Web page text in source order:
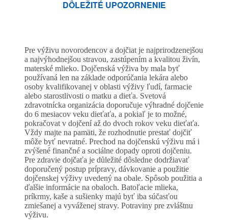
DÔLEŽITÉ UPOZORNENIE
Pre výživu novorodencov a dojčiat je najprirodzenejšou
a najvýhodnejšou stravou, zastúpením a kvalitou živín,
materské mlieko. Dojčenská výživa by mala byť
používaná len na základe odporúčania lekára alebo
osoby kvalifikovanej v oblasti výživy ľudí, farmacie
alebo starostlivosti o matku a dieťa. Svetová
zdravotnícka organizácia doporučuje výhradné dojčenie
do 6 mesiacov veku dieťaťa, a pokiaľ je to možné,
pokračovat v dojčení až do dvoch rokov veku dieťaťa.
Vždy majte na pamäti, že rozhodnutie prestať dojčiť
môže byť nevratné. Prechod na dojčenskú výživu má i
zvýšené finančné a sociálne dopady oproti dojčeniu.
Pre zdravie dojčaťa je důležité dôsledne dodržiavať
doporučený postup prípravy, dávkovanie a použitie
dojčenskej výživy uvedený na obale. Spôsob použitia a
ďalšie informácie na obaloch. Batoľacie mlieka,
príkrmy, kaše a sušienky majú byť iba súčasťou
zmiešanej a vyváženej stravy. Potraviny pre zvláštnu
výživu.